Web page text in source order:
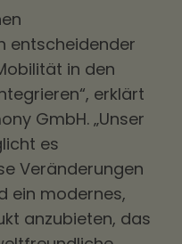
entscheidender
in den
erklärt
GmbH. „Unser
es
Veränderungen
ein modernes,
anzubieten, das